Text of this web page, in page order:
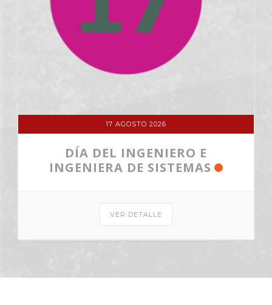
17 AGOSTO 2026
DÍA DEL INGENIERO E
INGENIERA DE SISTEMAS
VER DETALLE